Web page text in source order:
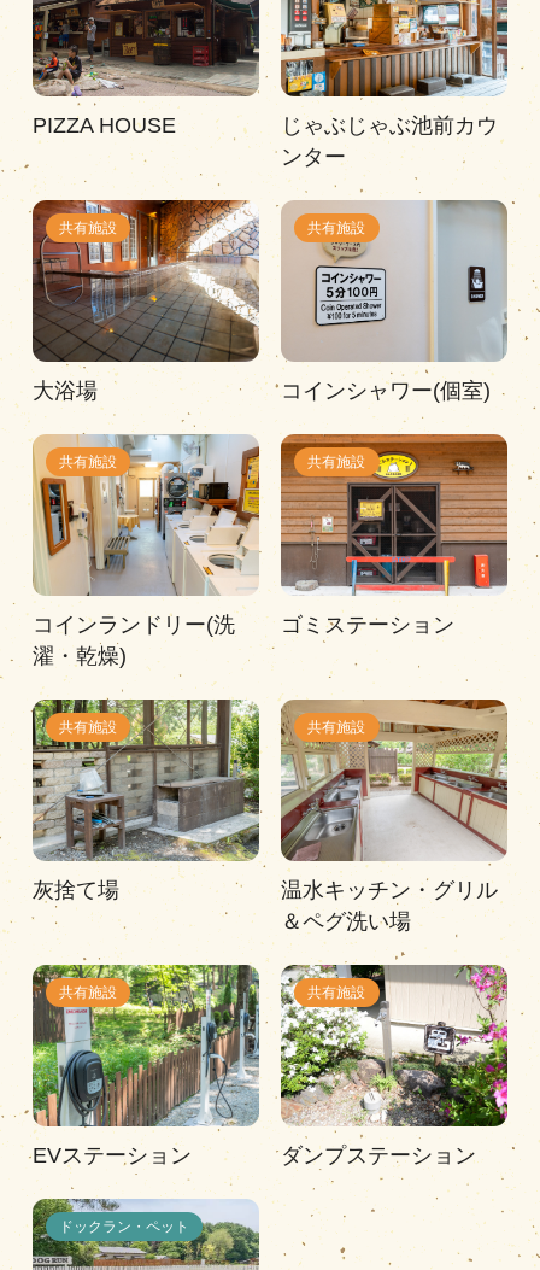
PIZZA HOUSE
じゃぶじゃぶ池前カウ
ンター
共有施設
大浴場
共有施設
コインシャワー(個室)
共有施設
コインランドリー(洗
濯・乾燥)
共有施設
ゴミステーション
共有施設
灰捨て場
共有施設
温水キッチン・グリル
＆ペグ洗い場
共有施設
EVステーション
共有施設
ダンプステーション
ドックラン・ペット